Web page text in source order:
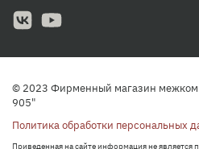
© 2023 Фирменный магазин
905"
Политика обработки персональных
Приведенная на сайте информация не является